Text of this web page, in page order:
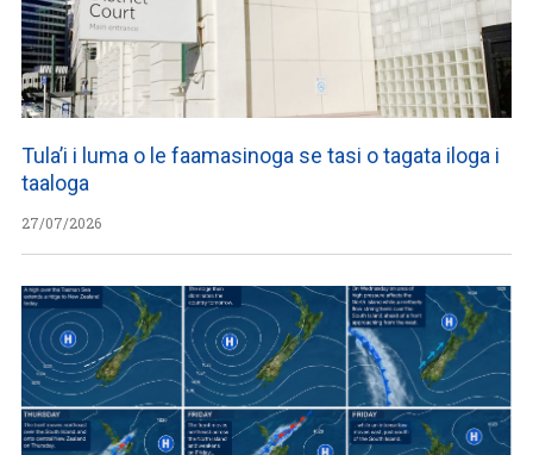
Tula’i i luma o le faamasinoga se tasi o tagata iloga i
taaloga
27/07/2026